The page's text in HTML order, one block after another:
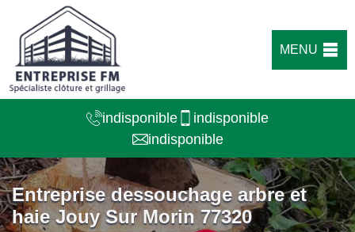
MENU
indisponible
indisponible
indisponible
Entreprise dessouchage arbre et
haie Jouy Sur Morin 77320